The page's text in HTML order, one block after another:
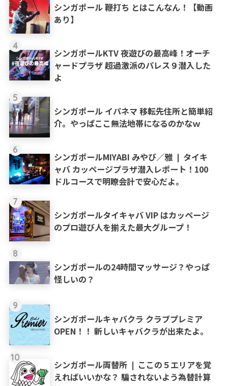
シンガポール 鞭打ち とはこんなん！【動画
あり】
4
シンガポールKTV 夜遊びの最高峰！オーチ
ャードプラザ 超過激派のパレス９潜入した
よ
5
シンガポール イパネマ 移転先住所と簡単紹
介。やっぱここ無法地帯になるのかなｗ
6
シンガポールMIYABI みやび／雅 ❘ タイキ
ャバ カッページプラザ潜入レポート！100
ドルコースで明瞭会計で安心だよ。
7
シンガポールタイキャバ VIP はカッページ
のプロ遊び人を揃えた最大グループ！
8
シンガポールの24時間マッサージ？やっぱ
怪しいの？
9
シンガポールキャバクラ クラブプレミア
OPEN！！ 新しいキャバクラが出来たよ。
10
シンガポール両替所 ❘ ここの５エリアを覚
えればいいかな？ 騙されないよう為替計算